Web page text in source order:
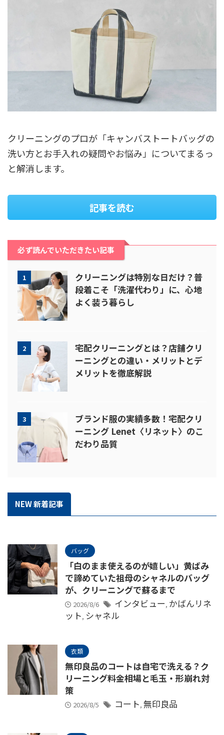
クリーニングのプロが「キャンバストートバッグの
洗い方とお手入れの疑問やお悩み」についてまるっ
と解消します。
記事を読む
必ず読んでいただきたい記事
1
クリーニングは特別な日だけ？普
段着こそ「洗濯代わり」に、心地
よく装う暮らし
2
宅配クリーニングとは？店舗クリ
ーニングとの違い・メリットとデ
メリットを徹底解説
3
ブランド服の実績多数！宅配クリ
ーニング Lenet〈リネット〉のこ
だわり品質
NEW 新着記事
バッグ
「白のまま使えるのが嬉しい」黄ばみ
で諦めていた祖母のシャネルのバッグ
が、クリーニングで蘇るまで
2026/8/6 インタビュー, かばんリネ
ット, シャネル
衣類
無印良品のコートは自宅で洗える？ク
リーニング料金相場と毛玉・形崩れ対
策
2026/8/5 コート, 無印良品